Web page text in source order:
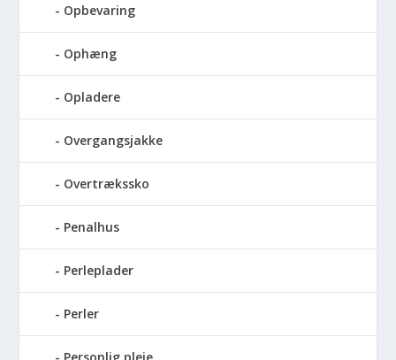
Opbevaring
Ophæng
Opladere
Overgangsjakke
Overtrækssko
Penalhus
Perleplader
Perler
Personlig pleje